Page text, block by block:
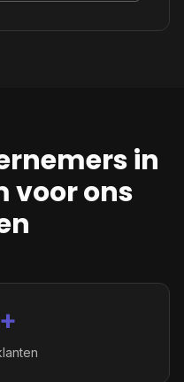
in
voor ons